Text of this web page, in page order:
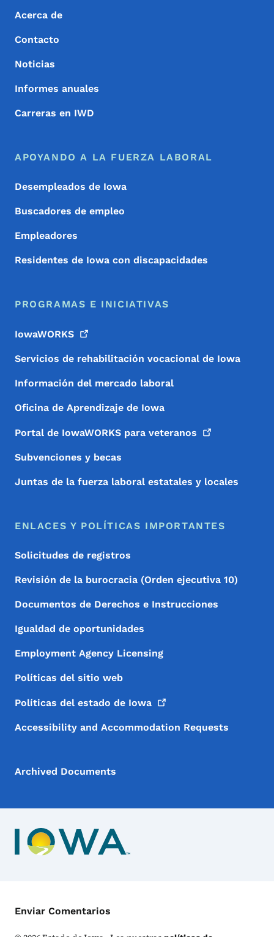
Acerca de
Contacto
Noticias
Informes anuales
Carreras en IWD
APOYANDO A LA FUERZA LABORAL
Desempleados de Iowa
Buscadores de empleo
Empleadores
Residentes de Iowa con discapacidades
PROGRAMAS E INICIATIVAS
IowaWORKS
Servicios de rehabilitación vocacional de Iowa
Información del mercado laboral
Oficina de Aprendizaje de Iowa
Portal de IowaWORKS para veteranos
Subvenciones y becas
Juntas de la fuerza laboral estatales y locales
ENLACES Y POLÍTICAS IMPORTANTES
Solicitudes de registros
Revisión de la burocracia (Orden ejecutiva 10)
Documentos de Derechos e Instrucciones
Igualdad de oportunidades
Employment Agency Licensing
Políticas del sitio web
Políticas del estado de Iowa
Accessibility and Accommodation Requests
Archived Documents
Menú de Contacto
Enviar Comentarios